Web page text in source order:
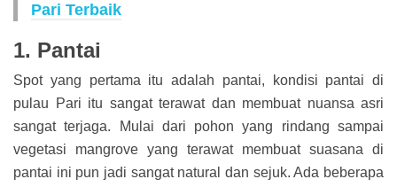
Pari Terbaik
1. Pantai
Spot yang pertama itu adalah pantai, kondisi pantai di
pulau Pari itu sangat terawat dan membuat nuansa asri
sangat terjaga. Mulai dari pohon yang rindang sampai
vegetasi mangrove yang terawat membuat suasana di
pantai ini pun jadi sangat natural dan sejuk. Ada beberapa